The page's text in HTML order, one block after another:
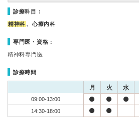
診療科目：
精神科 、心療内科
専門医・資格：
精神科専門医
診療時間
月 火 水
09:00-13:00
14:30-18:00